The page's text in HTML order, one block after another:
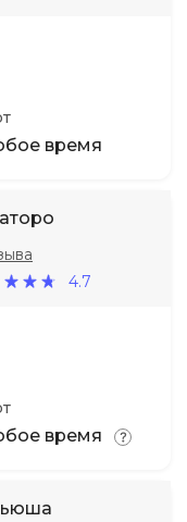
время
4.7
время